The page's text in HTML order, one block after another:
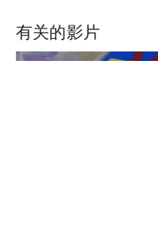
有关的影片